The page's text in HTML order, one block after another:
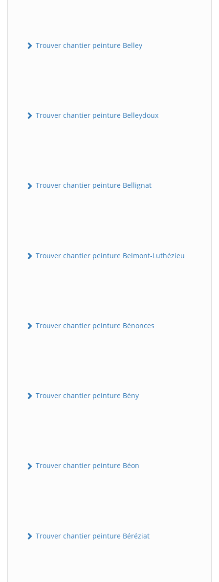
Trouver chantier peinture Belley
Trouver chantier peinture Belleydoux
Trouver chantier peinture Bellignat
Trouver chantier peinture Belmont-Luthézieu
Trouver chantier peinture Bénonces
Trouver chantier peinture Bény
Trouver chantier peinture Béon
Trouver chantier peinture Béréziat